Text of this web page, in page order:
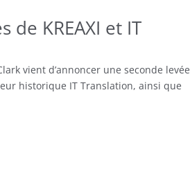
KREAXI et IT
vient d’annoncer une seconde levée
historique IT Translation, ainsi que